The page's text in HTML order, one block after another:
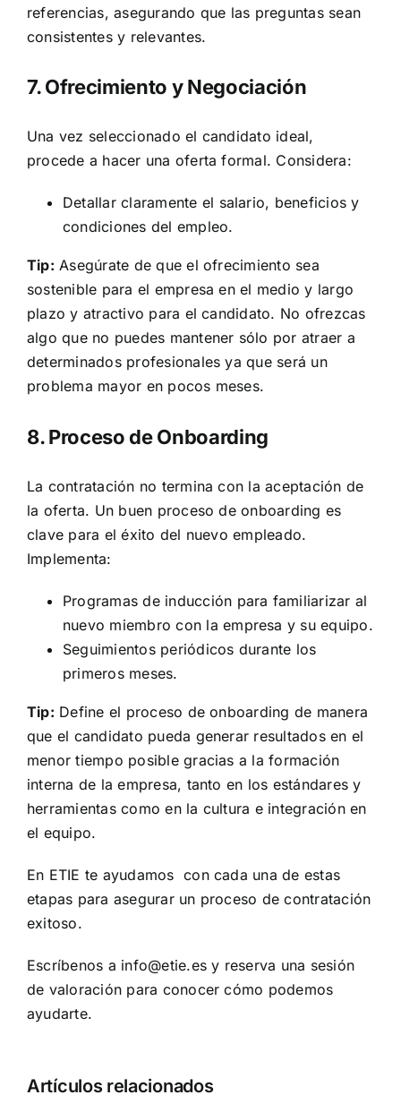
referencias, asegurando que las preguntas sean
consistentes y relevantes.
7. Ofrecimiento y Negociación
Una vez seleccionado el candidato ideal,
procede a hacer una oferta formal. Considera:
Detallar claramente el salario, beneficios y
condiciones del empleo.
Tip: Asegúrate de que el ofrecimiento sea
sostenible para el empresa en el medio y largo
plazo y atractivo para el candidato. No ofrezcas
algo que no puedes mantener sólo por atraer a
determinados profesionales ya que será un
problema mayor en pocos meses.
8. Proceso de Onboarding
La contratación no termina con la aceptación de
la oferta. Un buen proceso de onboarding es
clave para el éxito del nuevo empleado.
Implementa:
Programas de inducción para familiarizar al
nuevo miembro con la empresa y su equipo.
Seguimientos periódicos durante los
primeros meses.
Tip: Define el proceso de onboarding de manera
que el candidato pueda generar resultados en el
menor tiempo posible gracias a la formación
interna de la empresa, tanto en los estándares y
herramientas como en la cultura e integración en
el equipo.
En ETIE te ayudamos con cada una de estas
etapas para asegurar un proceso de contratación
exitoso.
Escríbenos a info@etie.es y reserva una sesión
de valoración para conocer cómo podemos
ayudarte.
Artículos relacionados
Cómo
gestionar